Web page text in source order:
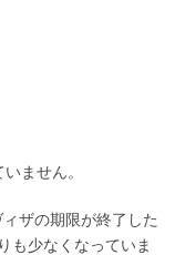
ません。
ザの期限が終了した
も少なくなっていま